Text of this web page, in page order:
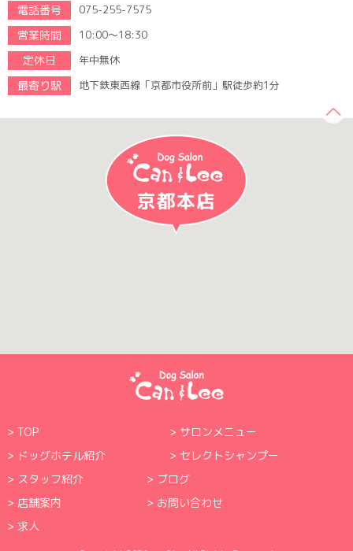
電話番号 075-255-7575
営業時間 10:00～18:30
定休日 年中無休
最寄り駅 地下鉄東西線「京都市役所前」駅徒歩約1分
TOP
サロンメニュー
ドッグホテル紹介
セレクトシャンプー
スタッフ紹介
ブログ
店舗案内
お問い合わせ
求人